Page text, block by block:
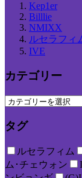
Kep1er
Billlie
NMIXX
ルセラフィ
IVE
カテゴリー
タグ
ルセラフィム
ム･チェウォン